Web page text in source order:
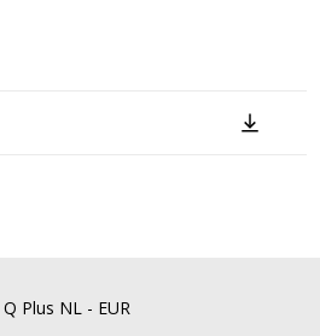
Q Plus NL - EUR